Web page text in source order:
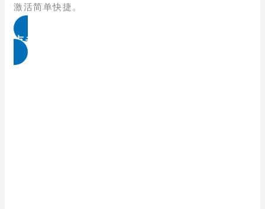
激活简单快捷。
点击免费领取